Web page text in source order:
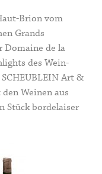
Brion vom
Grands
Domaine de la
des Wein-
Art &
Weinen aus
Stück bordelaiser